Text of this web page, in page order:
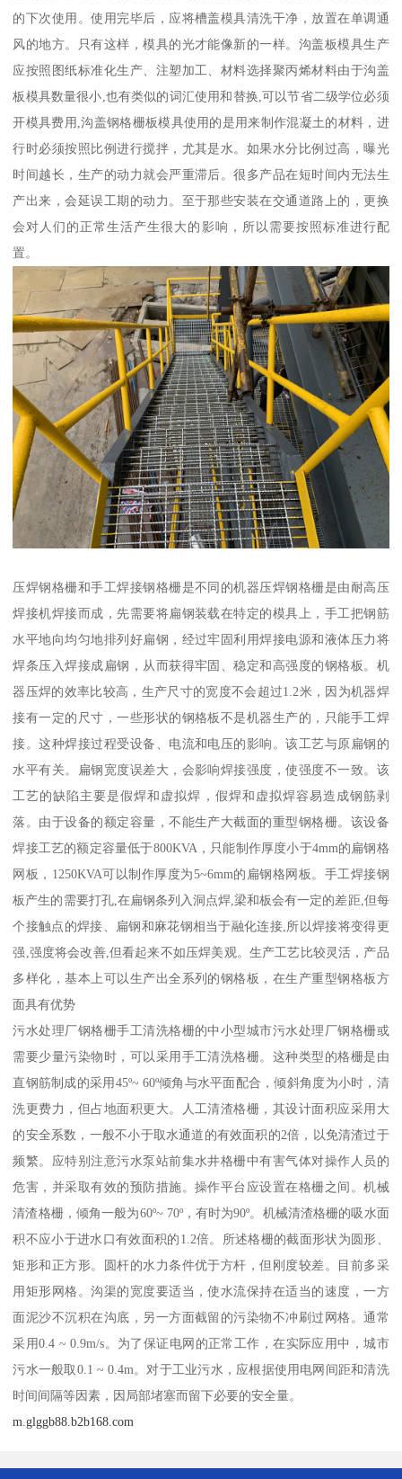
的下次使用。使用完毕后，应将槽盖模具清洗干净，放置在单调通
风的地方。只有这样，模具的光才能像新的一样。沟盖板模具生产
应按照图纸标准化生产、注塑加工、材料选择聚丙烯材料由于沟盖
板模具数量很小,也有类似的词汇使用和替换,可以节省二级学位必须
开模具费用,沟盖钢格栅板模具使用的是用来制作混凝土的材料，进
行时必须按照比例进行搅拌，尤其是水。如果水分比例过高，曝光
时间越长，生产的动力就会严重滞后。很多产品在短时间内无法生
产出来，会延误工期的动力。至于那些安装在交通道路上的，更换
会对人们的正常生活产生很大的影响，所以需要按照标准进行配
置。
压焊钢格栅和手工焊接钢格栅是不同的机器压焊钢格栅是由耐高压
焊接机焊接而成，先需要将扁钢装载在特定的模具上，手工把钢筋
水平地向均匀地排列好扁钢，经过牢固利用焊接电源和液体压力将
焊条压入焊接成扁钢，从而获得牢固、稳定和高强度的钢格板。机
器压焊的效率比较高，生产尺寸的宽度不会超过1.2米，因为机器焊
接有一定的尺寸，一些形状的钢格板不是机器生产的，只能手工焊
接。这种焊接过程受设备、电流和电压的影响。该工艺与原扁钢的
水平有关。扁钢宽度误差大，会影响焊接强度，使强度不一致。该
工艺的缺陷主要是假焊和虚拟焊，假焊和虚拟焊容易造成钢筋剥
落。由于设备的额定容量，不能生产大截面的重型钢格栅。该设备
焊接工艺的额定容量低于800KVA，只能制作厚度小于4mm的扁钢格
网板，1250KVA可以制作厚度为5~6mm的扁钢格网板。手工焊接钢
板产生的需要打孔,在扁钢条列入洞点焊,梁和板会有一定的差距,但每
个接触点的焊接、扁钢和麻花钢相当于融化连接,所以焊接将变得更
强,强度将会改善,但看起来不如压焊美观。生产工艺比较灵活，产品
多样化，基本上可以生产出全系列的钢格板，在生产重型钢格板方
面具有优势
污水处理厂钢格栅手工清洗格栅的中小型城市污水处理厂钢格栅或
需要少量污染物时，可以采用手工清洗格栅。这种类型的格栅是由
直钢筋制成的采用45º~ 60º倾角与水平面配合，倾斜角度为小时，清
洗更费力，但占地面积更大。人工清渣格栅，其设计面积应采用大
的安全系数，一般不小于取水通道的有效面积的2倍，以免清渣过于
频繁。应特别注意污水泵站前集水井格栅中有害气体对操作人员的
危害，并采取有效的预防措施。操作平台应设置在格栅之间。机械
清渣格栅，倾角一般为60º~ 70º，有时为90º。机械清渣格栅的吸水面
积不应小于进水口有效面积的1.2倍。所述格栅的截面形状为圆形、
矩形和正方形。圆杆的水力条件优于方杆，但刚度较差。目前多采
用矩形网格。沟渠的宽度要适当，使水流保持在适当的速度，一方
面泥沙不沉积在沟底，另一方面截留的污染物不冲刷过网格。通常
采用0.4 ~ 0.9m/s。为了保证电网的正常工作，在实际应用中，城市
污水一般取0.1 ~ 0.4m。对于工业污水，应根据使用电网间距和清洗
时间间隔等因素，因局部堵塞而留下必要的安全量。
m.glggb88.b2b168.com